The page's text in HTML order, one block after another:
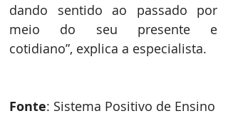
dando sentido ao passado por
meio do seu presente e
cotidiano”, explica a especialista.
Fonte: Sistema Positivo de Ensino